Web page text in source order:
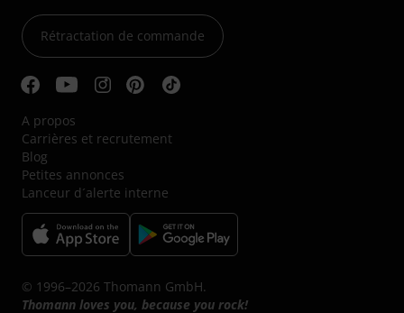
Rétractation de commande
A propos
Carrières et recrutement
Blog
Petites annonces
Lanceur d´alerte interne
© 1996–2026 Thomann GmbH.
Thomann loves you, because you rock!